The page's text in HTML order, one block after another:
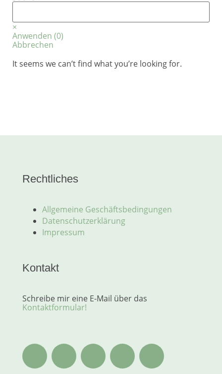
×
Anwenden (0)
Abbrechen
It seems we can’t find what you’re looking for.
Rechtliches
Allgemeine Geschäftsbedingungen
Datenschutzerklärung
Impressum
Kontakt
Schreibe mir eine E-Mail über das
Kontaktformular!